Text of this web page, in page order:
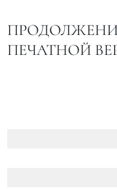
ПЕЧАТНОЙ